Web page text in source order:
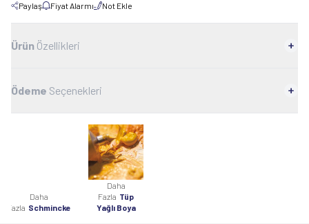
Paylaş Fiyat Alarmı Not Ekle
Ürün Özellikleri
Ödeme Seçenekleri
Daha
Fazla Schmincke
Daha
Fazla Tüp
Yağlı Boya